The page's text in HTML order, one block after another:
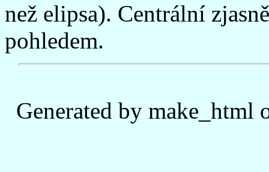
než elipsa). Centrální
pohledem.
Generated by make_html